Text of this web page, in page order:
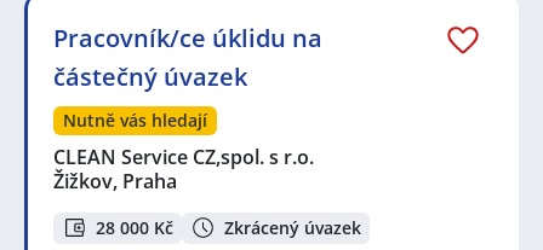
Pracovník/ce úklidu na
částečný úvazek
Nutně vás hledají
CLEAN Service CZ,spol. s r.o.
Žižkov, Praha
28 000 Kč Zkrácený úvazek